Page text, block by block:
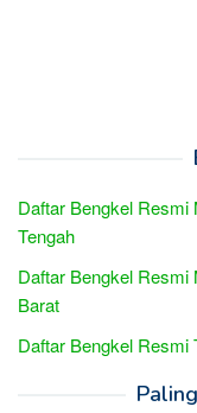
Daftar Bengkel Resmi
Tengah
Daftar Bengkel Resmi
Barat
Daftar Bengkel Resmi